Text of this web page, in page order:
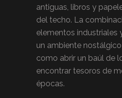
antiguas, libros y
del techo. La
elementos industriales
un ambiente
como abrir un baúl de
encontrar tesoros de
épocas.